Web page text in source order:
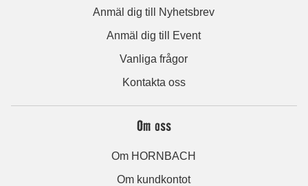
Anmäl dig till Nyhetsbrev
Anmäl dig till Event
Vanliga frågor
Kontakta oss
Om oss
Om HORNBACH
Om kundkontot